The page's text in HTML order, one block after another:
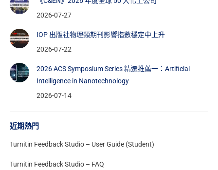
2026-07-27
IOP 出版社物理類期刊影響指數穩定中上升
2026-07-22
2026 ACS Symposium Series 精選推薦一：Artificial
Intelligence in Nanotechnology
2026-07-14
近期熱門
Turnitin Feedback Studio – User Guide (Student)
Turnitin Feedback Studio – FAQ